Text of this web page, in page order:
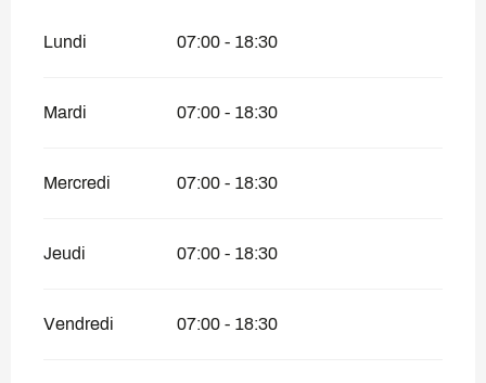
Lundi 07:00 - 18:30
Mardi 07:00 - 18:30
Mercredi 07:00 - 18:30
Jeudi 07:00 - 18:30
Vendredi 07:00 - 18:30